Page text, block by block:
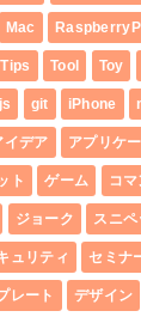
Mac
Tips Tool Toy
git iPhone
イデア アプリケ
ト ゲーム コ
ジョーク スニペ
ュリティ セミナ
レート デザイン